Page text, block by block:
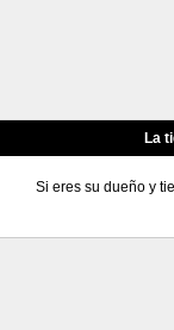
La
Si eres su dueño y